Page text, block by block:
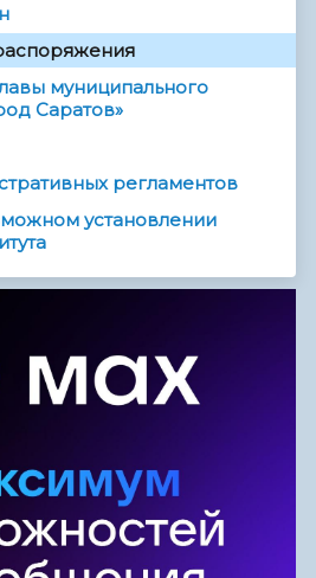
муниципального
Саратов»
регламентов
установлении